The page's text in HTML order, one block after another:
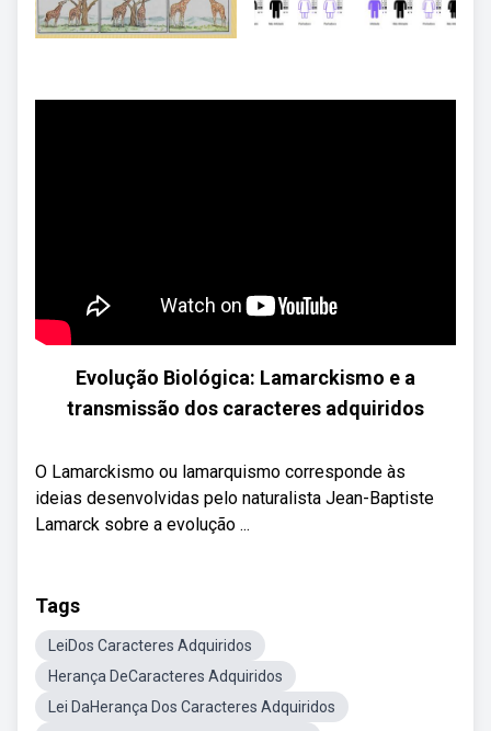
Evolução Biológica: Lamarckismo e a
transmissão dos caracteres adquiridos
O Lamarckismo ou lamarquismo corresponde às
ideias desenvolvidas pelo naturalista Jean-Baptiste
Lamarck sobre a evolução ...
Tags
LeiDos Caracteres Adquiridos
Herança DeCaracteres Adquiridos
Lei DaHerança Dos Caracteres Adquiridos